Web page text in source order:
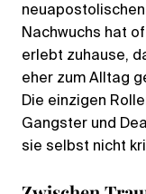
neuapostolischen
Nachwuchs hat
erlebt zuhause,
eher zum Alltag
Die einzigen
Gangster und
sie selbst nicht